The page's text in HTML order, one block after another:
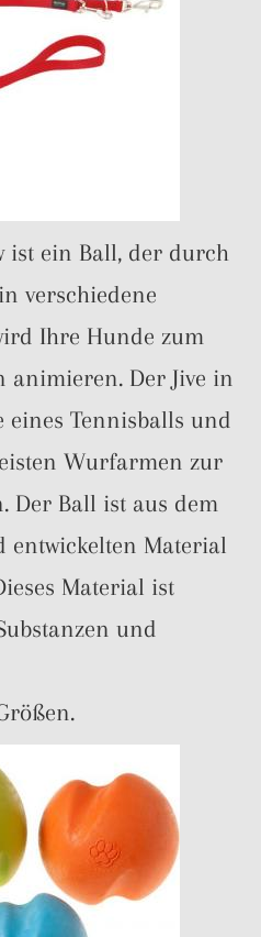
ist ein Ball, der durch
verschiedene
Ihre Hunde zum
animieren. Der Jive in
eines Tennisballs und
Wurfarmen zur
Der Ball ist aus dem
entwickelten Material
Material ist
und